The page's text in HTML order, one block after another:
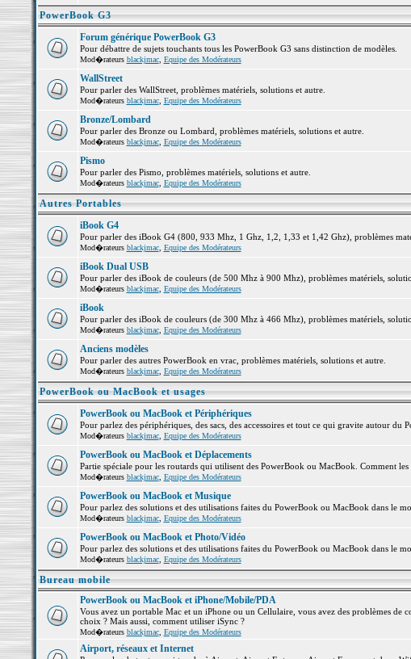
PowerBook G3
Forum générique PowerBook G3
Pour débattre de sujets touchants tous les PowerBook G3 sans distinction de modèles.
Mod�rateurs blackjmac, Equipe des Modérateurs
WallStreet
Pour parler des WallStreet, problèmes matériels, solutions et autre.
Mod�rateurs blackjmac, Equipe des Modérateurs
Bronze/Lombard
Pour parler des Bronze ou Lombard, problèmes matériels, solutions et autre.
Mod�rateurs blackjmac, Equipe des Modérateurs
Pismo
Pour parler des Pismo, problèmes matériels, solutions et autre.
Mod�rateurs blackjmac, Equipe des Modérateurs
Autres Portables
iBook G4
Pour parler des iBook G4 (800, 933 Mhz, 1 Ghz, 1,2, 1,33 et 1,42 Ghz), problèmes
Mod�rateurs blackjmac, Equipe des Modérateurs
iBook Dual USB
Pour parler des iBook de couleurs (de 500 Mhz à 900 Mhz), problèmes matériels,
Mod�rateurs blackjmac, Equipe des Modérateurs
iBook
Pour parler des iBook de couleurs (de 300 Mhz à 466 Mhz), problèmes matériels,
Mod�rateurs blackjmac, Equipe des Modérateurs
Anciens modèles
Pour parler des autres PowerBook en vrac, problèmes matériels, solutions et autre.
Mod�rateurs blackjmac, Equipe des Modérateurs
PowerBook ou MacBook et usages
PowerBook ou MacBook et Périphériques
Pour parlez des périphériques, des sacs, des accessoires et tout ce qui gravite autour du
Mod�rateurs blackjmac, Equipe des Modérateurs
PowerBook ou MacBook et Déplacements
Partie spéciale pour les routards qui utilisent des PowerBook ou MacBook. Comment
Mod�rateurs blackjmac, Equipe des Modérateurs
PowerBook ou MacBook et Musique
Pour parlez des solutions et des utilisations faites du PowerBook ou MacBook dans le
Mod�rateurs blackjmac, Equipe des Modérateurs
PowerBook ou MacBook et Photo/Vidéo
Pour parlez des solutions et des utilisations faites du PowerBook ou MacBook dans le
Mod�rateurs blackjmac, Equipe des Modérateurs
Bureau mobile
PowerBook ou MacBook et iPhone/Mobile/PDA
Vous avez un portable Mac et un iPhone ou un Cellulaire, vous avez des problèmes
choix ? Mais aussi, comment utiliser iSync ?
Mod�rateurs blackjmac, Equipe des Modérateurs
Airport, réseaux et Internet